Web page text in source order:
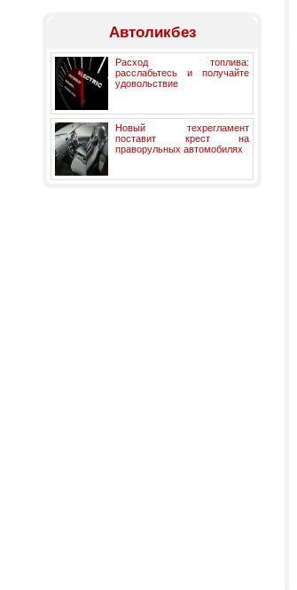
Автоликбез
Расход топлива:
расслабьтесь и получайте
удовольствие
Новый техрегламент
поставит крест на
праворульных автомобилях